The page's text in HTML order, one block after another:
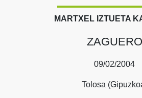
MARTXEL IZTUETA
ZAGUERO
09/02/2004
Tolosa